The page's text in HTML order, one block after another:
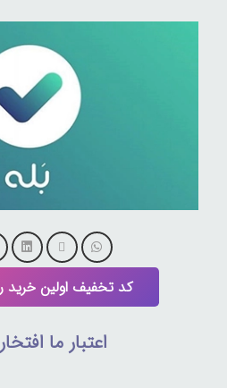
کد تخفیف اولین خرید
اعتبار ما